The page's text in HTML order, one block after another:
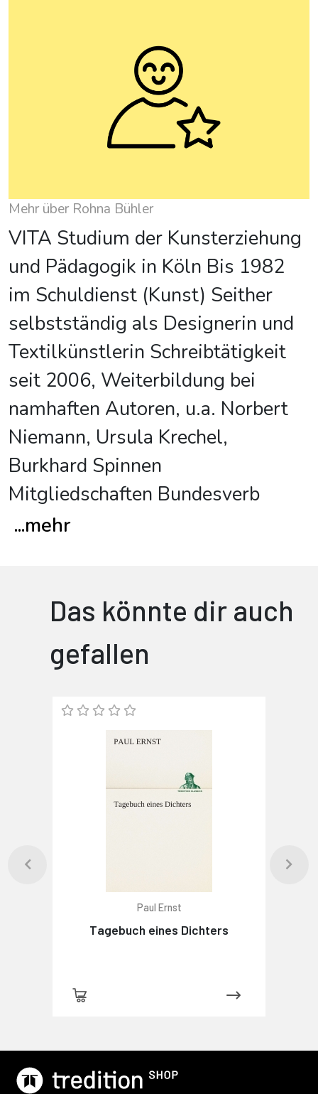
Mehr über Rohna Bühler
VITA Studium der Kunsterziehung
und Pädagogik in Köln Bis 1982
im Schuldienst (Kunst) Seither
selbstständig als Designerin und
Textilkünstlerin Schreibtätigkeit
seit 2006, Weiterbildung bei
namhaften Autoren, u.a. Norbert
Niemann, Ursula Krechel,
Burkhard Spinnen
Mitgliedschaften Bundesverb
...mehr
Das könnte dir auch
gefallen
Paul Ernst
Tagebuch eines Dichters